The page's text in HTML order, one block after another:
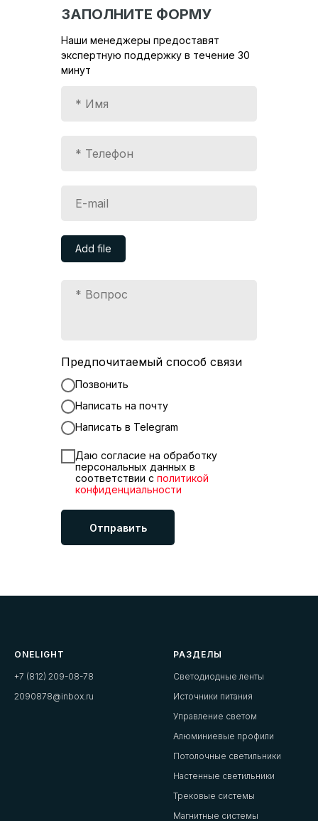
Add file
Предпочитаемый способ связи
Позвонить
Написать на почту
Написать в Telegram
Даю согласие на обработку
персональных данных в
соответствии с политикой
конфиденциальности
Отправить
Наши менеджеры предоставят
экспертную поддержку в течение 30
минут
ЗАПОЛНИТЕ ФОРМУ
ONELIGHT
+7 (812) 209-08-78
2090878@inbox.ru
РАЗДЕЛЫ
Светодиодные ленты
Источники питания
Управление светом
Алюминиевые профили
Потолочные светильники
Настенные светильники
Трековые системы
Магнитные системы